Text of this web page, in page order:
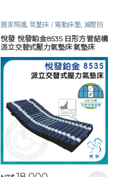
居家照護,氣墊床 / 電動床墊, 減壓防
褥瘡, 護理床具及配件,長照專區,預防
褥瘡
悅發 悅發鉑金8535 日形方管結構
派立交替式壓力氣墊床 氣墊床